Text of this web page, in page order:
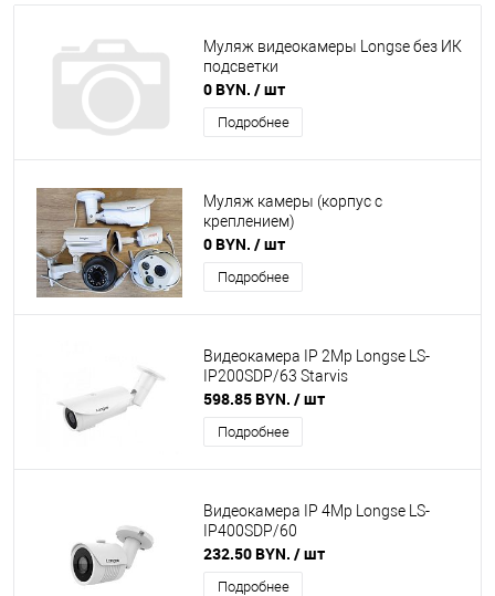
Муляж видеокамеры Longse без ИК
подсветки
0 BYN. / шт
Подробнее
Муляж камеры (корпус с
креплением)
0 BYN. / шт
Подробнее
Видеокамера IP 2Mp Longse LS-
IP200SDP/63 Starvis
598.85 BYN. / шт
Подробнее
Видеокамера IP 4Mp Longse LS-
IP400SDP/60
232.50 BYN. / шт
Подробнее